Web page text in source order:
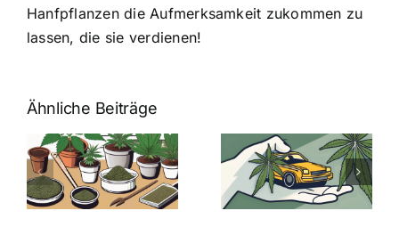
Hanfpflanzen die Aufmerksamkeit zukommen zu
lassen, die sie verdienen!
Ähnliche Beiträge
Neue THC-
Grenzwert-
Regelung:
Was Sie über
Cannabis und
Cannabis
Samen
kaufen: Alles
was Sie